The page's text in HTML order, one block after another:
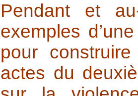
Pendant et
exemples
pour
actes du